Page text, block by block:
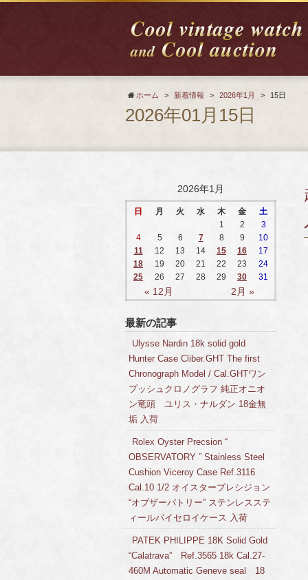
ホーム > 新着情報 > 2026年1月 > 15日
2026年01月15日
2026年1月
日 月 火 水 木 金 土
« 12月 2月 »
1 2
3
4
5 6 7 8 9
10
11
12 13 14 15 16
17
18
19 20 21 22 23
24
25
26 27 28 29 30 31
最新の記事
Ulysse Nardin 18k solid gold
Hunter Case Cliber.GHT The first
Chronograph Model / Cal.GHTワン
プッシュクロノグラフ 純正オニオ
ン竜頭 ユリス・ナルダン 18金無
垢 入荷
Rolex Oyster Precsion “
OBSERVATORY ” Stainless Steel
Cushion Viceroy Case Ref.3116
Cal.10 1/2 オイスタープレシジョン
“オブザーバトリー” ステンレスステ
ィールバイセロイケース 入荷
PATEK PHILIPPE 18K Solid Gold
“Calatrava” Ref.3565 18k Cal.27-
460M Automatic Geneve seal 18